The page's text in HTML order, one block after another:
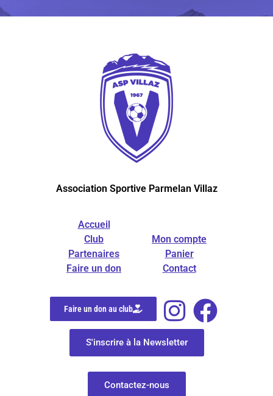
Association Sportive Parmelan Villaz
Accueil
Club
Partenaires
Faire un don
Mon compte
Panier
Contact
Faire un don au club
S'inscrire à la Newsletter
Contactez-nous